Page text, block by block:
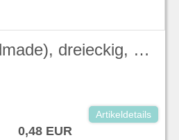
Schüssel (handmade), dreieckig, 15,3 cm, Lotus, Blueberry Stonecast - Churchill
Artikeldetails
0,48 EUR